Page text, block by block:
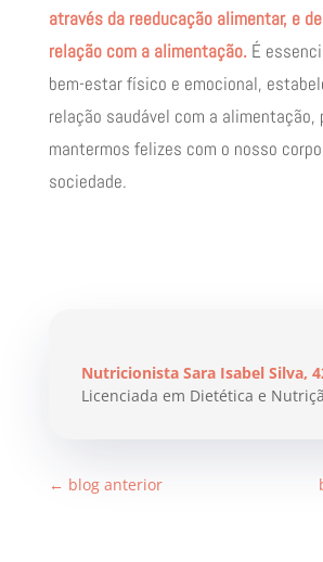
através da reeducação alimentar, e
relação com a alimentação.É
bem-estar físico e emocional,
relação saudável com a alimentação,
mantermos felizes com o nosso
sociedade.
Nutricionista Sara Isabel Silva,
Licenciada em Dietética e
← blog anterior